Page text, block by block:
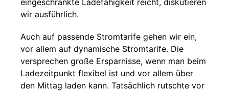
eingeschränkte Ladefähigkeit reicht, diskutieren
wir ausführlich.
Auch auf passende Stromtarife gehen wir ein,
vor allem auf dynamische Stromtarife. Die
versprechen große Ersparnisse, wenn man beim
Ladezeitpunkt flexibel ist und vor allem über
den Mittag laden kann. Tatsächlich rutschte vor